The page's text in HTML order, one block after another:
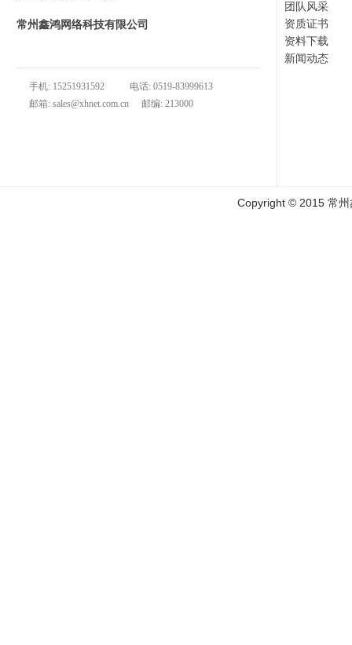
常州鑫鸿网络科技有限公司
手机: 15251931592
电话: 0519-83999613
邮箱: sales@xhnet.com.cn
邮编: 213000
团队风采
资质证书
资料下载
新闻动态
Copyright © 2015 常